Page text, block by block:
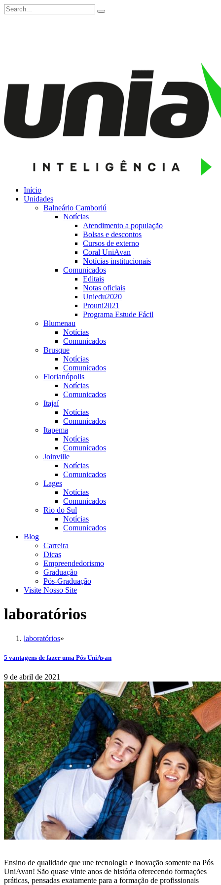
Início
Unidades
Balneário Camboriú
Notícias
Atendimento a população
Bolsas e descontos
Cursos de externo
Coral UniAvan
Notícias institucionais
Comunicados
Editais
Notas oficiais
Uniedu2020
Prouni2021
Programa Estude Fácil
Blumenau
Notícias
Comunicados
Brusque
Notícias
Comunicados
Florianópolis
Notícias
Comunicados
Itajaí
Notícias
Comunicados
Itapema
Notícias
Comunicados
Joinville
Notícias
Comunicados
Lages
Notícias
Comunicados
Rio do Sul
Notícias
Comunicados
Blog
Carreira
Dicas
Empreendedorismo
Graduação
Pós-Graduação
Visite Nosso Site
laboratórios
laboratórios»
5 vantagens de fazer uma Pós UniAvan
9 de abril de 2021
Ensino de qualidade que une tecnologia e inovação somente na Pós
UniAvan! São quase vinte anos de história oferecendo formações
práticas, pensadas exatamente para a formação de profissionais